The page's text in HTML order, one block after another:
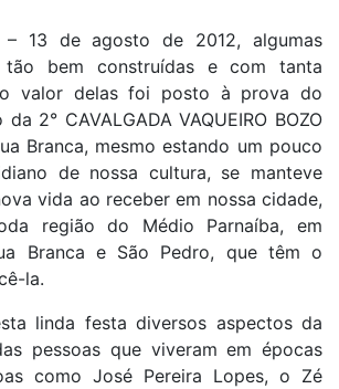
– 13 de agosto de 2012, algumas
tão bem construídas e com tanta
valor delas foi posto à prova do
2° CAVALGADA VAQUEIRO BOZO
Branca, mesmo estando um pouco
de nossa cultura, se manteve
vida ao receber em nossa cidade,
região do Médio Parnaíba, em
Branca e São Pedro, que têm o
la.
linda festa diversos aspectos da
pessoas que viveram em épocas
como José Pereira Lopes, o Zé